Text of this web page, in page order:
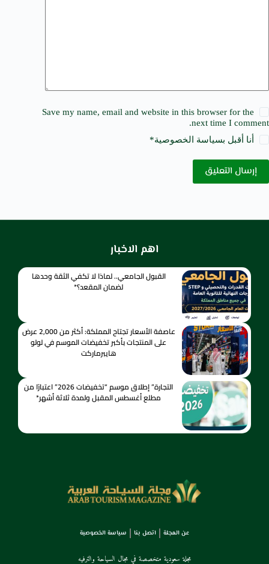
Save my name, email and website in this browser for the
next time I comment.
أنا أقبل بسياسة الخصوصية*
إرسال التعليق
اهم الاخبار
القبول الجامعي.. لماذا لا تكفي الثقة وحدها
لضمان المقعد؟*
عاصفة الأسعار تجتاح المملكة: أكثر من 2,000 عرض
على المنتجات بأكبر تخفيضات الموسم في لولو
هايبرماركت
التجارة” إطلاق موسم “تخفيضات 2026” اعتبارًا من
مطلع أغسطس المقبل ولمدة ثلاثة أشهر*
عن المجلة اتصل بنا سياسة الخصوصية
مجلة سعودية متخصصة في مجال السياحة والترفيه